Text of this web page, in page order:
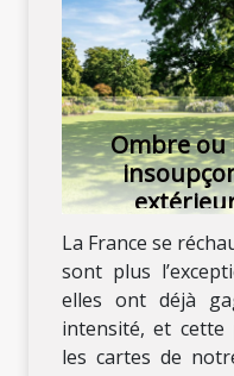
Ombre ou
La France se
sont plus
elles ont déjà
intensité, et
les cartes de